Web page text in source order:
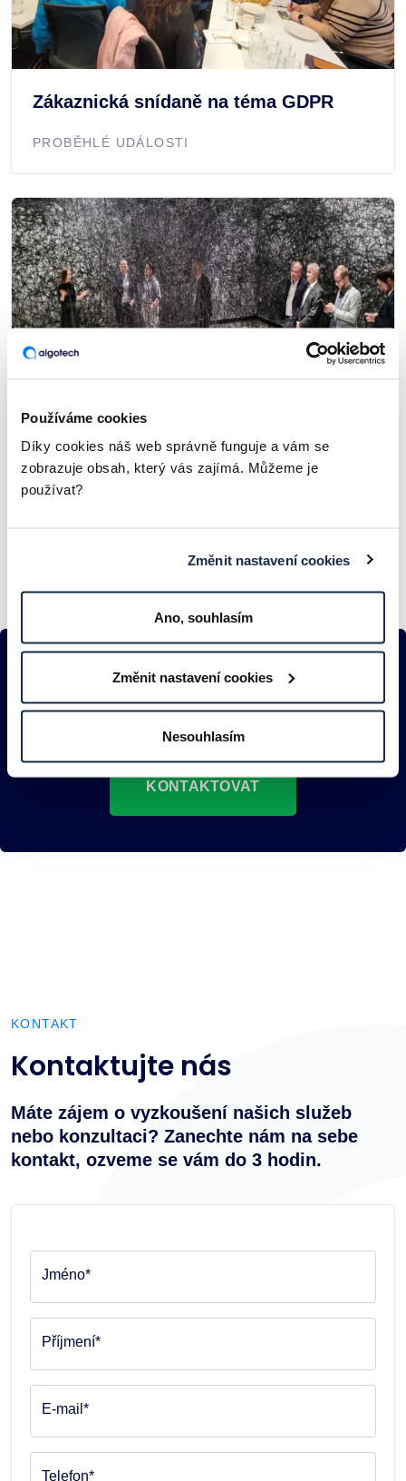
Používáme cookies
Díky cookies náš web správně funguje a vám se
zobrazuje obsah, který vás zajímá. Můžeme je
používat?
Změnit nastavení cookies
Ano, souhlasím
Změnit nastavení cookies
Nesouhlasím
Zákaznická snídaně na téma GDPR
PROBĚHLÉ UDÁLOSTI
Zákaznická večeře 2024
PROBĚHLÉ UDÁLOSTI
Najdeme řešení
i pro vás
KONTAKTOVAT
KONTAKT
Kontaktujte nás
Máte zájem o vyzkoušení našich služeb
nebo konzultaci? Zanechte nám na sebe
kontakt, ozveme se vám do 3 hodin.
Jméno*
Příjmení*
E-mail*
Telefon*